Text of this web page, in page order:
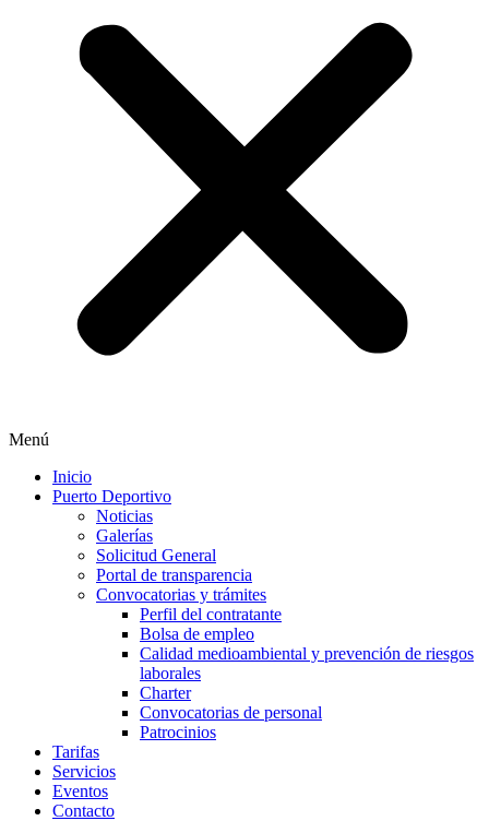
Menú
Inicio
Puerto Deportivo
Noticias
Galerías
Solicitud General
Portal de transparencia
Convocatorias y trámites
Perfil del contratante
Bolsa de empleo
Calidad medioambiental y prevención de riesgos
laborales
Charter
Convocatorias de personal
Patrocinios
Tarifas
Servicios
Eventos
Contacto